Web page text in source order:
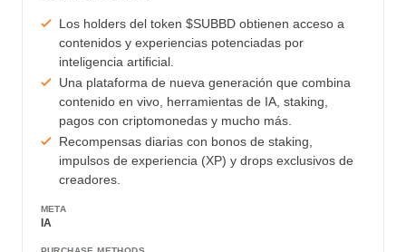
Los holders del token $SUBBD obtienen acceso a
contenidos y experiencias potenciadas por
inteligencia artificial.
Una plataforma de nueva generación que combina
contenido en vivo, herramientas de IA, staking,
pagos con criptomonedas y mucho más.
Recompensas diarias con bonos de staking,
impulsos de experiencia (XP) y drops exclusivos de
creadores.
META
IA